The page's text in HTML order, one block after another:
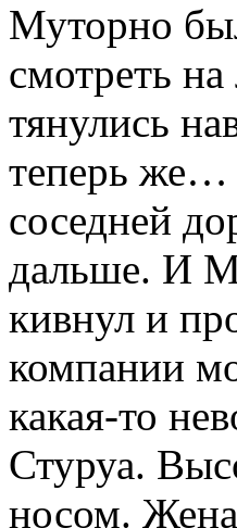
Муторно
смотреть
тянулись
теперь же…
соседней
дальше. И
кивнул и
компании
какая-то
Стуруа.
носом. Жена